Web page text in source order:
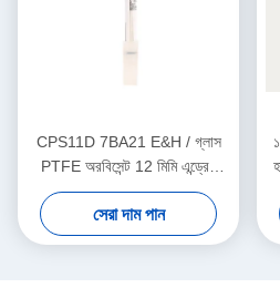
CPS11D 7BA21 E&H / গ্লাস
PTFE অরবিসেন্ট 12 মিমি এন্ড্রেস
হাউজার ইনস্ট্রুমেন্টস ডিজিটাল পিএইচ
সেন্সর
সেরা দাম পান